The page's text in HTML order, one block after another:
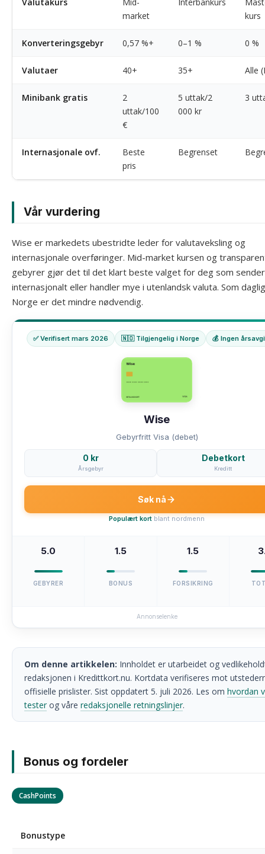
market
kurs
Konverteringsgebyr 0,57 %+ 0–1 % 0 %
Valutaer 40+ 35+ Alle
Minibank gratis
2
uttak/100
€
5 uttak/2
000 kr
3
Internasjonale ovf.
Beste
pris
Begrenset
Vår vurdering
Wise er markedets ubestridte leder for valutaveksling og
internasjonale overføringer. Mid-market kursen og
gebyrer gjør det til det klart beste valget for deg som
internasjonalt eller handler mye i utenlandsk valuta. Som
Norge er det mindre nødvendig.
✅ Verifisert mars 2026 🇳🇴 Tilgjengelig i Norge 💰 Ingen
Wise
Gebyrfritt Visa (debet)
0 kr
Årsgebyr
Debetkort
Kreditt
Søk nå
Populært kort blant nordmenn
5.0
GEBYRER
1.5
BONUS
1.5
FORSIKRING
Annonselenke
Om denne artikkelen: Innholdet er utarbeidet og
redaksjonen i Kredittkort.nu. Kortdata verifiseres mot
offisielle prislister. Sist oppdatert 5. juli 2026. Les om hvordan
testerog våre redaksjonelle retningslinjer.
Bonus og fordeler
CashPoints
Bonustype